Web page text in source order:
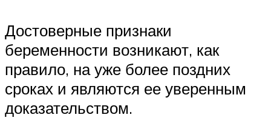
Достоверные признаки
беременности возникают, как
правило, на уже более поздних
сроках и являются ее уверенным
доказательством.